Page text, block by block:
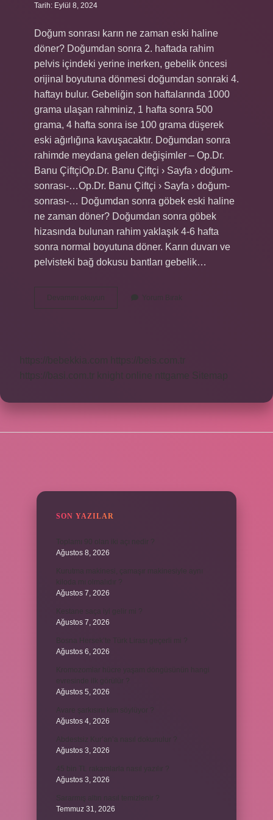
Tarih: Eylül 8, 2024
Doğum sonrası karın ne zaman eski haline
döner? Doğumdan sonra 2. haftada rahim
pelvis içindeki yerine inerken, gebelik öncesi
orijinal boyutuna dönmesi doğumdan sonraki 4.
haftayı bulur. Gebeliğin son haftalarında 1000
grama ulaşan rahminiz, 1 hafta sonra 500
grama, 4 hafta sonra ise 100 grama düşerek
eski ağırlığına kavuşacaktır. Doğumdan sonra
rahimde meydana gelen değişimler – Op.Dr.
Banu ÇiftçiOp.Dr. Banu Çiftçi › Sayfa › doğum-
sonrası-…Op.Dr. Banu Çiftçi › Sayfa › doğum-
sonrası-… Doğumdan sonra göbek eski haline
ne zaman döner? Doğumdan sonra göbek
hizasında bulunan rahim yaklaşık 4-6 hafta
sonra normal boyutuna döner. Karın duvarı ve
pelvisteki bağ dokusu bantları gebelik…
Devamını okuyun
Sonrası
Mi
Yorum Bırak
https://bebekkia.com
https://beis.com.tr
https://basi.com.tr knight online nttgame Sitemap
SON YAZILAR
Ağustos 8, 2026
Ağustos 7, 2026
Ağustos 7, 2026
Ağustos 6, 2026
Ağustos 5, 2026
Ağustos 4, 2026
Ağustos 3, 2026
Ağustos 3, 2026
Temmuz 31, 2026